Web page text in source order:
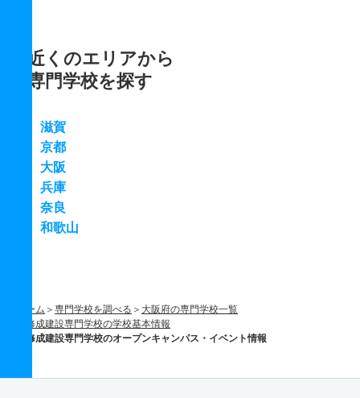
近くのエリアから
専門学校を探す
滋賀
京都
大阪
兵庫
奈良
和歌山
ホーム 専門学校を調べる
大阪府の専門学校一覧
修成建設専門学校の学校基本情報
修成建設専門学校のオープンキャンパス・イベント情報